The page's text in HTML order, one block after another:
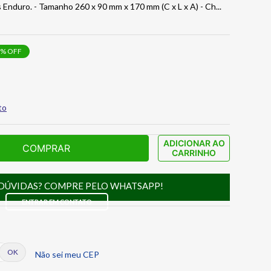
- Tamanho 260 x 90 mm x 170 mm (C x L x A) - Ch...
% OFF
COMPRAR
ADICIONAR AO
CARRINHO
COMPRE PELO WHATSAPP!
ENTRAR EM CONTATO
Não sei meu CEP